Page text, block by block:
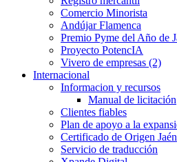
Comercio Minorista
Andújar Flamenca
Premio Pyme del Año de
Proyecto PotencIA
Vivero de empresas (2)
Internacional
Informacion y recursos
Manual de licitación
Clientes fiables
Plan de apoyo a la
Certificado de Origen Jaén
Servicio de traducción